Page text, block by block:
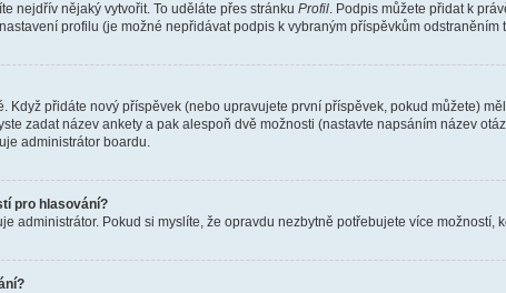
nejdřív nějaký vytvořit. To uděláte přes stránku Profil. Podpis můžete přidat k
profilu (je možné nepřidávat podpis k vybraným příspěvkům odstraněním
Když přidáte nový příspěvek (nebo upravujete první příspěvek, pokud můžete)
zadat název ankety a pak alespoň dvě možnosti (nastavte napsáním název
administrátor boardu.
pro hlasování?
administrátor. Pokud si myslíte, že opravdu nezbytně potřebujete více možností,